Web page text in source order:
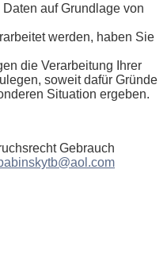
auf Grundlage von
werden, haben Sie
die Verarbeitung Ihrer
soweit dafür Gründe
Situation ergeben.
Gebrauch